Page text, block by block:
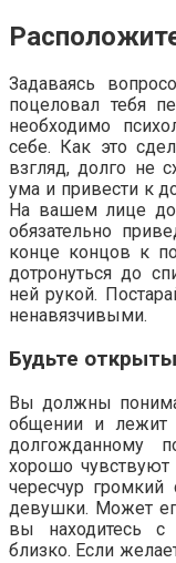
Задаваясь
поцеловал тебя
необходимо
себе. Как это
взгляд, долго не
ума и привести к
На вашем лице
обязательно
конце концов к
дотронуться до
ней рукой.
ненавязчивыми.
Будьте
Вы должны
общении и
долгожданному
хорошо
чересчур
девушки. Может
вы находитесь с
близко. Если